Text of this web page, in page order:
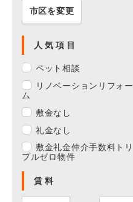
市区を変更
人気項目
ペット相談
リノベーションリフォー
ム
敷金なし
礼金なし
敷金礼金仲介手数料トリ
プルゼロ物件
賃料